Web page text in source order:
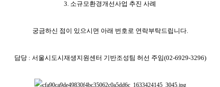
3. 소규모환경개선사업 추진 사례
궁금하신 점이 있으시면 아래 번호로 연락부탁드립니다.
담당 : 서울시도시재생지원센터 기반조성팀 허선 주임(02-6929-3296)